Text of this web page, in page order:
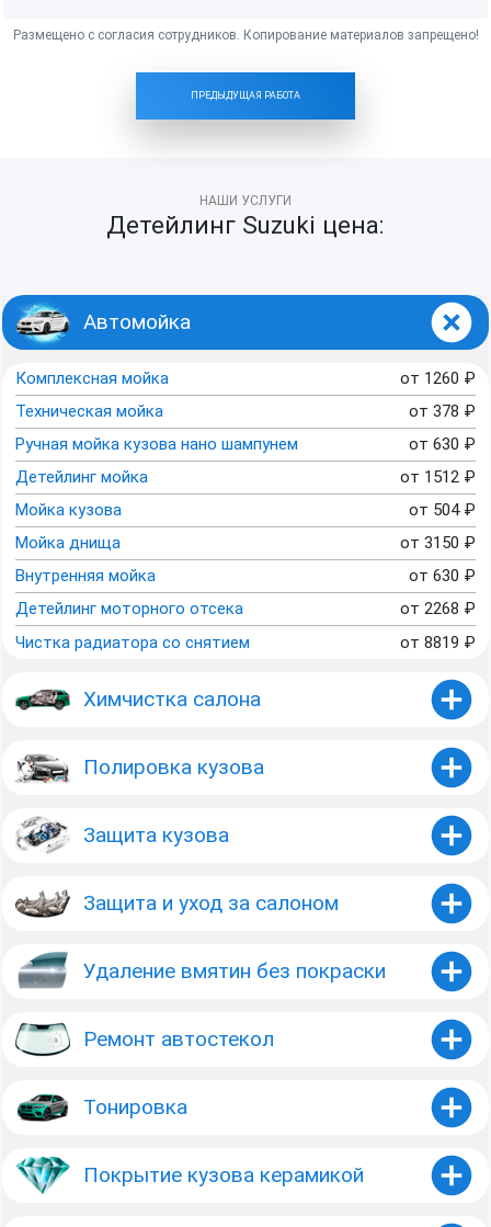
ПРЕДЫДУЩАЯ РАБОТА
НАШИ УСЛУГИ
Детейлинг Suzuki цена:
Автомойка
Комплексная мойка от 1260 ₽
Техническая мойка
от 378 ₽
Ручная мойка кузова нано шампунем
от 630 ₽
Детейлинг мойка
от 1512 ₽
Мойка кузова
от 504 ₽
Мойка днища
от 3150 ₽
Внутренняя мойка
от 630 ₽
Детейлинг моторного отсека
от 2268 ₽
Чистка радиатора со снятием
от 8819 ₽
Химчистка салона
Полировка кузова
Защита кузова
Защита и уход за салоном
Удаление вмятин без покраски
Ремонт автостекол
Тонировка
Покрытие кузова керамикой